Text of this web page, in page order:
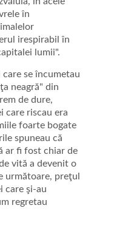
în
irespirabil în
lumii".
se încumetau
neagră" din
de dure,
care riscau era
foarte bogate
spuneau că
ar fi fost chiar de
vită a devenit o
următoare, preţul
care şi-au
regretau